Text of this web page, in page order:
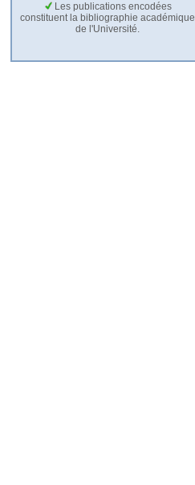
Les publications encodées
constituent la bibliographie académique
de l'Université.